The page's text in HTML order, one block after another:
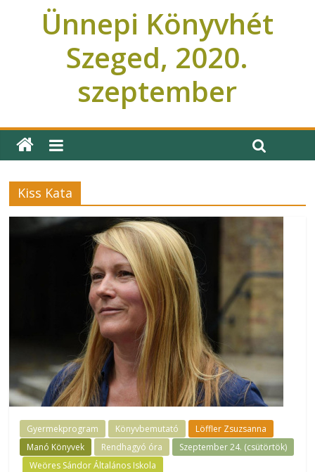
Ünnepi Könyvhét
Szeged, 2020.
szeptember
Kiss Kata
Gyermekprogram Könyvbemutató
Löffler Zsuzsanna
Manó Könyvek
Rendhagyó óra
Szeptember 24. (csütörtök)
Weöres Sándor Általános Iskola